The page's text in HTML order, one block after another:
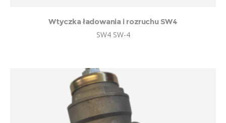
Wtyczka ładowania i rozruchu SW4
SW4 SW-4